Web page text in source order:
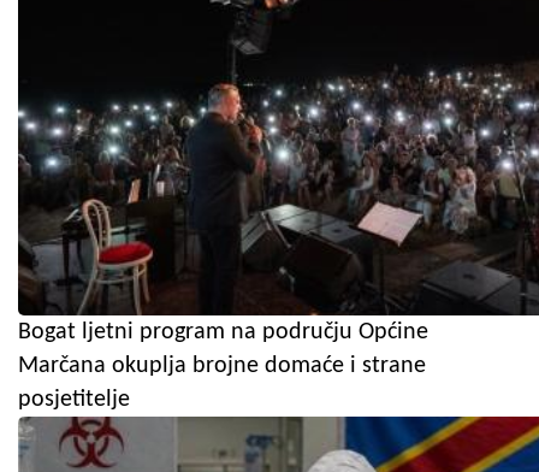
Bogat ljetni program na području Općine
Marčana okuplja brojne domaće i strane
posjetitelje